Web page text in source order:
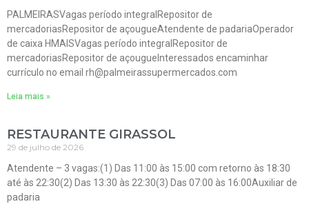
PALMEIRASVagas período integralRepositor de
mercadoriasRepositor de açougueAtendente de padariaOperador
de caixa HMAISVagas período integralRepositor de
mercadoriasRepositor de açougueInteressados encaminhar
currículo no email rh@palmeirassupermercados.com
Leia mais »
RESTAURANTE GIRASSOL
29 de julho de 2026
Atendente – 3 vagas:(1) Das 11:00 às 15:00 com retorno às 18:30
até às 22:30(2) Das 13:30 às 22:30(3) Das 07:00 às 16:00Auxiliar de
padaria